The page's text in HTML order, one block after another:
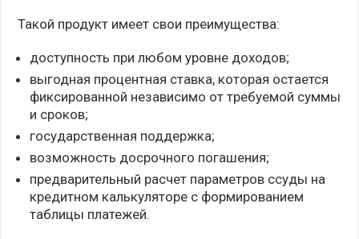
Такой продукт имеет свои преимущества:
доступность при любом уровне доходов;
выгодная процентная ставка, которая остается
фиксированной независимо от требуемой суммы
и сроков;
государственная поддержка;
возможность досрочного погашения;
предварительный расчет параметров ссуды на
кредитном калькуляторе с формированием
таблицы платежей.